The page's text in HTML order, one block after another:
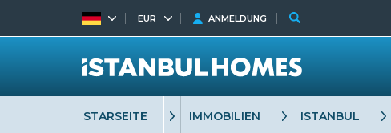
STARSEITE IMMOBILIEN ISTANBUL
EUR ANMELDUNG